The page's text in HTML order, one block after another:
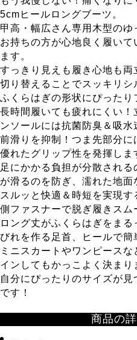
5cmヒールロングブーツ。
甲高・幅広さん専用木型の
お持ちの方が心地良く履い
ます。
すっきり見えも履き心地も両
切り替えることでスッキリ
ふくらはぎの形状にぴったり
長時間履いても疲れにくい！
ンソールには抗菌防臭＆吸
前滑りを抑制！つま先部分に
優れたグリップ性を発揮し
足にかかる負担が分散され
が滑るのを防ぎ、濡れた地
スルッと快適＆時短を実現
側ファスナーで脱ぎ履きスム
ロング丈がふくらはぎをまる
びれを作る足首、ヒールで簡
ミニスカートやワンピース
インしてもかっこよく決まり
自分にぴったりのサイズが
です！
商品の